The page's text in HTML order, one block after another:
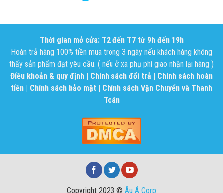
Thời gian mở cửa: T2 đến T7 từ 9h đến 19h
Hoàn trả hàng 100% tiền mua trong 3 ngày nếu khách hàng không
thấy sản phẩm đạt yêu cầu. ( nếu ở xa phụ phí giao nhận lại hàng )
Điều khoản & quy định
Chính sách đổi trả
Chính sách hoàn
tiền
Chính sách bảo mật
Chính sách Vận Chuyển và Thanh
Toán
Copyright 2023 © Âu Á Corp